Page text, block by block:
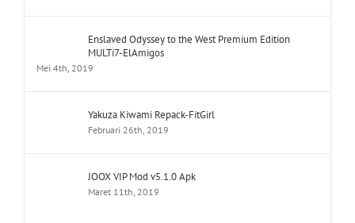
Enslaved Odyssey to the West Premium Edition
MULTi7-ElAmigos
Mei 4th, 2019
Yakuza Kiwami Repack-FitGirl
Februari 26th, 2019
JOOX VIP Mod v5.1.0 Apk
Maret 11th, 2019